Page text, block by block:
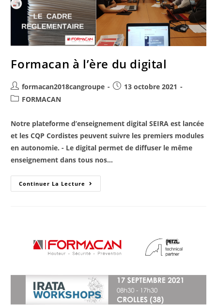
Formacan à l’ère du digital
formacan2018cangroupe
13 octobre 2021
FORMACAN
Notre plateforme d’enseignement digital SEIRA est lancée
et les CQP Cordistes peuvent suivre les premiers modules
en autonomie. - Le digital permet de diffuser le même
enseignement dans tous nos…
Continuer La Lecture